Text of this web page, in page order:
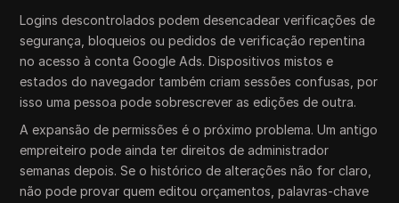
Logins descontrolados podem desencadear verificações de
segurança, bloqueios ou pedidos de verificação repentina
no acesso à conta Google Ads. Dispositivos mistos e
estados do navegador também criam sessões confusas, por
isso uma pessoa pode sobrescrever as edições de outra.
A expansão de permissões é o próximo problema. Um antigo
empreiteiro pode ainda ter direitos de administrador
semanas depois. Se o histórico de alterações não for claro,
não pode provar quem editou orçamentos, palavras-chave